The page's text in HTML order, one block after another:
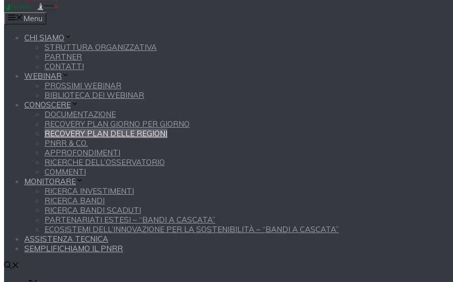
Menu
CHI SIAMO
STRUTTURA ORGANIZZATIVA
PARTNER
CONTATTI
WEBINAR
PROSSIMI WEBINAR
BIBLIOTECA DEI WEBINAR
CONOSCERE
DOCUMENTAZIONE
RECOVERY PLAN GIORNO PER GIORNO
RECOVERY PLAN DELLE REGIONI
PNRR & CO.
APPROFONDIMENTI
RICERCHE DELL’OSSERVATORIO
COMMENTI
MONITORARE
RICERCA INVESTIMENTI
RICERCA BANDI
RICERCA BANDI SCADUTI
PARTENARIATI ESTESI – “BANDI A CASCATA”
ECOSISTEMI DELL’INNOVAZIONE PER LA SOSTENIBILITÀ – “BANDI A CASCATA”
ASSISTENZA TECNICA
SEMPLIFICHIAMO IL PNRR